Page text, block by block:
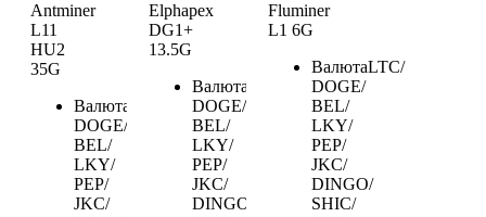
Antminer
L11
HU2
35G
Валюта
DOGE/
BEL/
LKY/
PEP/
JKC/
Elphapex
DG1+
13.5G
Валюта
DOGE/
BEL/
LKY/
PEP/
JKC/
DINGO/
Fluminer
L1 6G
ВалютаLTC/
DOGE/
BEL/
LKY/
PEP/
JKC/
DINGO/
SHIC/